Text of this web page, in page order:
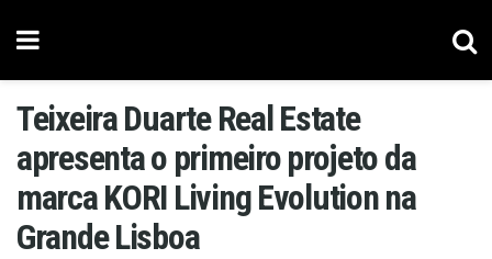
Teixeira Duarte Real Estate
apresenta o primeiro projeto da
marca KORI Living Evolution na
Grande Lisboa